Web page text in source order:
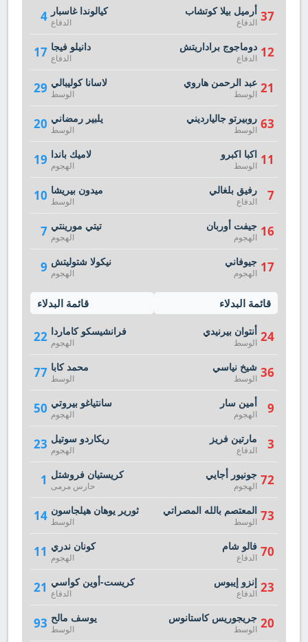
4 كيالوندا غاسبار
الدفاع
17 دانيلو فيجا
الدفاع
29 لاسانا كوليبالي
الوسط
20 يلبير رمضاني
الوسط
19 لاميك باندا
الهجوم
10 ميدون بيريشا
الوسط
7 تيتي مورينتي
الهجوم
9 نيكولا شتوليتش
الهجوم
قائمة البدلاء
22 فرانشيسكو كاماردا
الهجوم
77 محمد كابا
الوسط
50 سانتياغو بيروتي
الهجوم
23 ريكاردو سوتيل
الهجوم
1 كريستيان فروشتل
حارس مرمى
14 ثورير يوهان هيلجاسون
الوسط
11 كونان ندري
الهجوم
21 كريست-أوين كواسي
الدفاع
93 يوسف مالح
الوسط
37 أرميل بيلا كوتشاب
الدفاع
12 دوماجوج براداريتش
الدفاع
21 عبد الرحمن هاروي
الوسط
63 روبيرتو جاليارديني
الوسط
11 اكبا اكبرو
الوسط
7 رفيق بلغالي
الدفاع
16 جيفت أوربان
الهجوم
17 جيوفاني
الهجوم
قائمة البدلاء
24 أنتوان بيرنيدي
الوسط
36 شيخ نياسي
الوسط
9 أمين سار
الهجوم
3 مارتين فريز
الدفاع
72 جونيور أجايي
الهجوم
73 المعتصم بالله المصراتي
الوسط
70 فالو شام
الدفاع
23 إنزو إيبوس
الدفاع
20 جريجوريس كاستانوس
الوسط